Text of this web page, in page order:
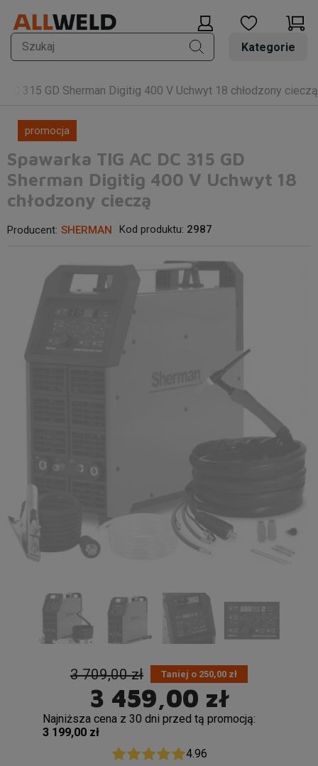
Kategorie
DC 315 GD Sherman Digitig 400 V Uchwyt 18 chłodzony cieczą
Spawarka TIG AC DC 315 GD
Sherman Digitig 400 V Uchwyt 18
chłodzony cieczą
Producent: SHERMAN Kod produktu: 2987
promocja
3 709,00 zł Taniej o 250,00 zł
3 459,00 zł
Najniższa cena z 30 dni przed tą promocją:
3 199,00 zł
4.96